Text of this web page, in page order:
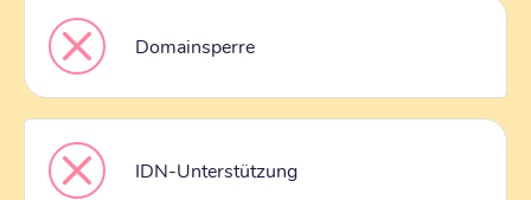
Domainsperre
IDN-Unterstützung